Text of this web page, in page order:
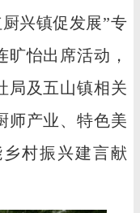
兴镇促发展”专
怡出席活动，
局及五山镇相关
师产业、特色美
村振兴建言献